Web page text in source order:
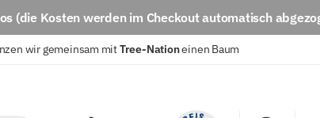
(die Kosten werden im Checkout automatisch
wir gemeinsam mitTree-Nationeinen Baum